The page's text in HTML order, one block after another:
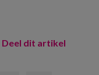
Deel dit artikel